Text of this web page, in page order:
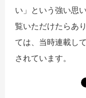
い」という強い思
覧いただけたらあ
ては、当時連載し
されています。